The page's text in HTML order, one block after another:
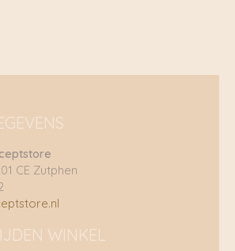
CE Zutphen
WINKEL